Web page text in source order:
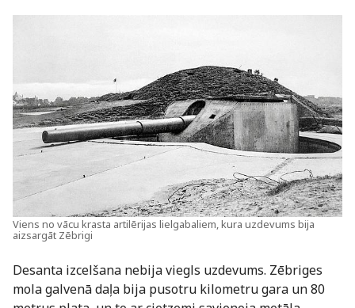
Viens no vācu krasta artilērijas lielgabaliem, kura uzdevums bija
aizsargāt Zēbrigi
Desanta izcelšana nebija viegls uzdevums. Zēbriges
mola galvenā daļa bija pusotru kilometru gara un 80